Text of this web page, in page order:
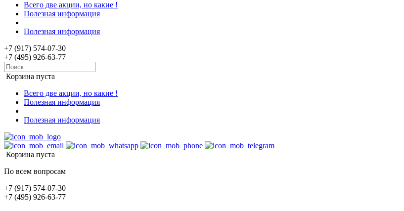
Всего две акции, но какие !
Полезная информация
Полезная информация
+7 (917) 574-07-30
+7 (495) 926-63-77
Корзина пуста
Всего две акции, но какие !
Полезная информация
Полезная информация
Корзина пуста
По всем вопросам
+7 (917) 574-07-30
+7 (495) 926-63-77